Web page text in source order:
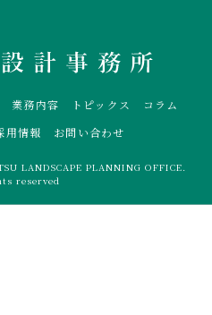
業務内容 トピックス
コラム
用情報 お問い合わせ
LANDSCAPE PLANNING OFFICE.
reserved